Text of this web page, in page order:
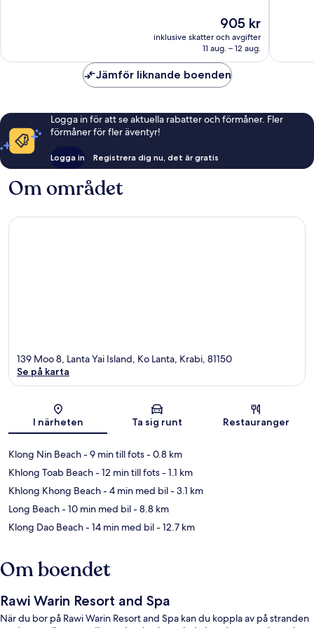
Priset
är
905 kr
905 kr
inklusive skatter och avgifter
11 aug. – 12 aug.
Jämför liknande boenden
Logga in för att se aktuella rabatter och förmåner. Fler
förmåner för fler äventyr!
Logga in Registrera dig nu, det är gratis
Om området
Karta
139 Moo 8, Lanta Yai Island, Ko Lanta, Krabi, 81150
Se på karta
I närheten Ta sig runt Restauranger
Klong Nin Beach- 9 min till fots- 0.8 km
Khlong Toab Beach- 12 min till fots- 1.1 km
Khlong Khong Beach- 4 min med bil- 3.1 km
Long Beach- 10 min med bil- 8.8 km
Klong Dao Beach- 14 min med bil- 12.7 km
Om boendet
Rawi Warin Resort and Spa
När du bor på Rawi Warin Resort and Spa kan du koppla av på stranden